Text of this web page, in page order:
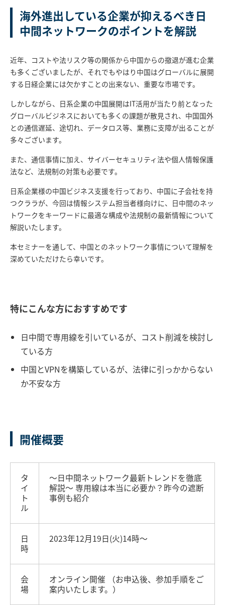
海外進出している企業が抑えるべき日
中間ネットワークのポイントを解説
近年、コストや法リスク等の関係から中国からの撤退が進む企業
も多くございましたが、それでもやはり中国はグローバルに展開
する日経企業には欠かすことの出来ない、重要な市場です。
しかしながら、日系企業の中国展開はIT活用が当たり前となった
グローバルビジネスにおいても多くの課題が散見され、中国国外
との通信遅延、途切れ、データロス等、業務に支障が出ることが
多々ございます。
また、通信事情に加え、サイバーセキュリティ法や個人情報保護
法など、法規制の対策も必要です。
日系企業様の中国ビジネス支援を行っており、中国に子会社を持
つクララが、今回は情報システム担当者様向けに、日中間のネッ
トワークをキーワードに最適な構成や法規制の最新情報について
解説いたします。
本セミナーを通して、中国とのネットワーク事情について理解を
深めていただけたら幸いです。
特にこんな方におすすめです
日中間で専用線を引いているが、コスト削減を検討し
ている方
中国とVPNを構築しているが、法律に引っかからない
か不安な方
開催概要
タ
イ
ト
ル
～日中間ネットワーク最新トレンドを徹底
解説～ 専用線は本当に必要か？昨今の遮断
事例も紹介
日
時
2023年12月19日(火)14時～
会
場
オンライン開催 （お申込後、参加手順をご
案内いたします。）